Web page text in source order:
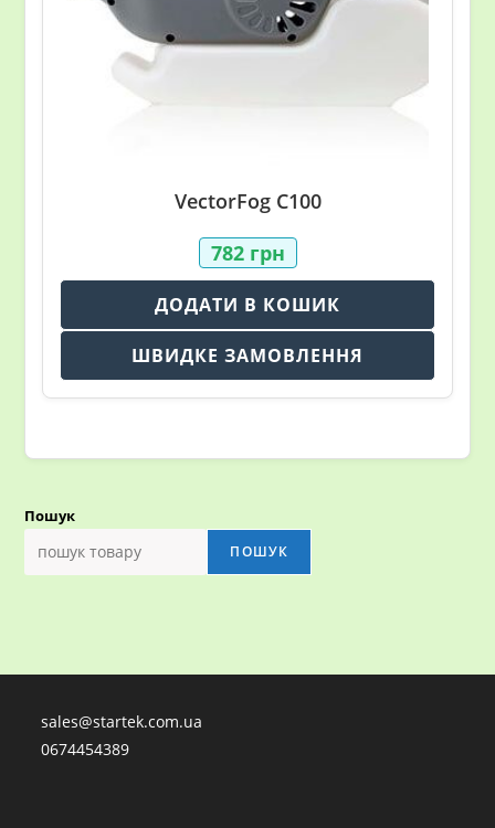
VectorFog C100
782 грн
ДОДАТИ В КОШИК
ШВИДКЕ ЗАМОВЛЕННЯ
Пошук
ПОШУК
sales@startek.com.ua
0674454389